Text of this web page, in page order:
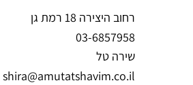
רחוב היצירה 18 רמת גן
03-6857958
שירה טל
shira@amutatshavim.co.il